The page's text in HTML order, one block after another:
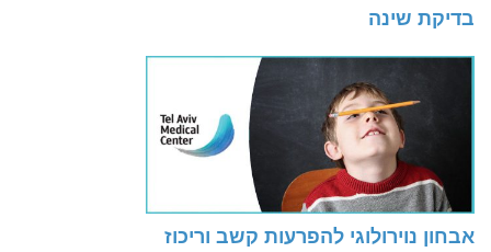
בדיקת שינה
אבחון נוירולוגי להפרעות קשב וריכוז